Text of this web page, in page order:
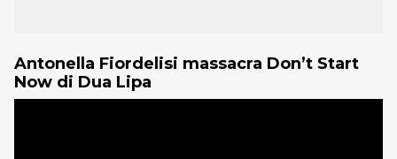
Antonella Fiordelisi massacra Don’t Start
Now di Dua Lipa